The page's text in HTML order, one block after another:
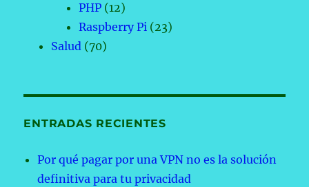
PHP (12)
Raspberry Pi (23)
Salud (70)
ENTRADAS RECIENTES
Por qué pagar por una VPN no es la solución
definitiva para tu privacidad